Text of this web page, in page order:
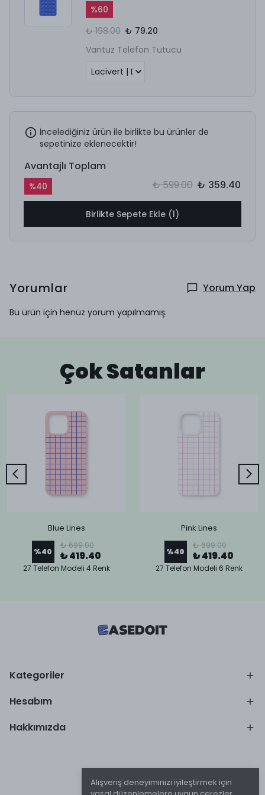
Alışveriş deneyiminizi iyileştirmek için
%60
₺ 198.00 ₺ 79.20
Vantuz Telefon Tutucu
İncelediğiniz ürün ile birlikte bu ürünler de
sepetinize eklenecektir!
Avantajlı Toplam
%40 ₺ 599.00 ₺ 359.40
Birlikte Sepete Ekle (1)
Yorumlar Yorum Yap
Bu ürün için henüz yorum yapılmamış.
Çok Satanlar
Blue Lines
%40
₺ 699.00
₺ 419.40
27 Telefon Modeli 4 Renk
Pink Lines
%40
₺ 699.00
₺ 419.40
27 Telefon Modeli 6 Renk
Kategoriler
Hesabım
Hakkımızda